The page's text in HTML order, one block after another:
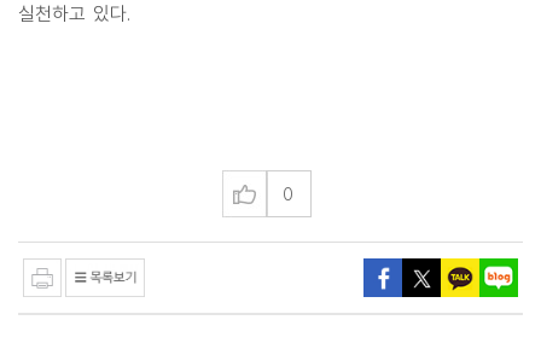
실천하고 있다.
0